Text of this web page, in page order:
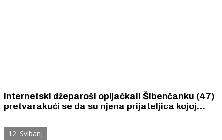
Internetski džeparoši opljačkali Šibenčanku (47)
pretvarakući se da su njena prijateljica kojoj
12. Svibanj